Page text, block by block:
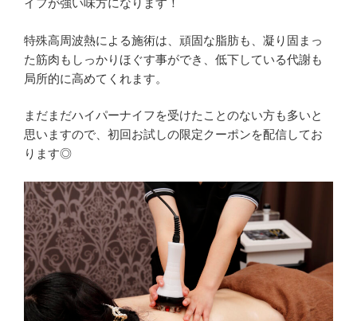
イフが強い味方になります！
特殊高周波熱による施術は、頑固な脂肪も、凝り固まっ
た筋肉もしっかりほぐす事ができ、低下している代謝も
局所的に高めてくれます。
まだまだハイパーナイフを受けたことのない方も多いと
思いますので、初回お試しの限定クーポンを配信してお
ります◎